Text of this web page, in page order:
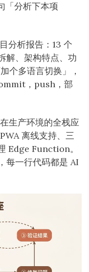
「分析下本项
分析报告：13 个
解、架构特点、功
个多语言切换」，
，push，部
生产环境的全栈应
离线支持、三
Edge Function。
每一行代码都是 AI